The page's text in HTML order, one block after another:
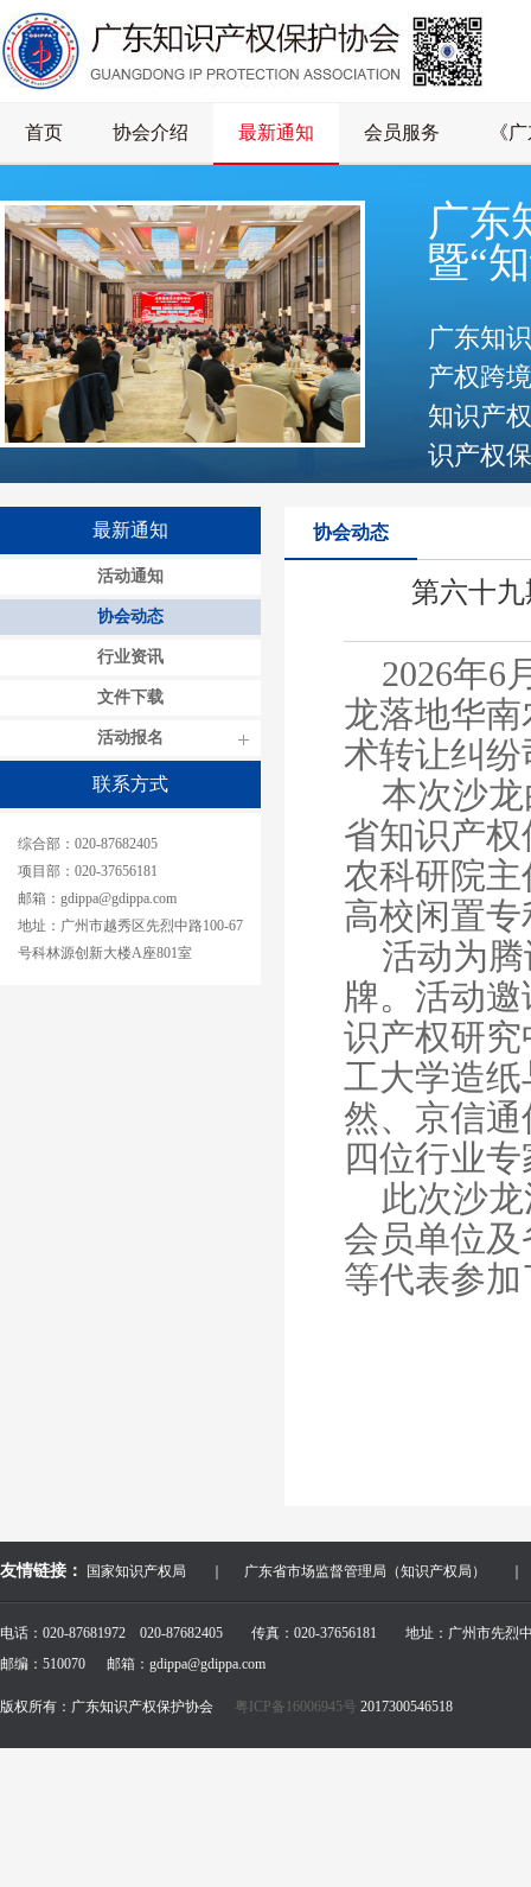
首页 协会介绍 最新通知 会员服务 《
广东
暨“
广东知
产权跨
知识产
识产权
识产权
局（知
广州市
院、广
关领导
最新通知
活动通知
协会动态
行业资讯
文件下载
活动报名
联系方式
综合部：020-87682405
项目部：020-37656181
邮箱：gdippa@gdippa.com
地址：广州市越秀区先烈中路100-67
号科林源创新大楼A座801室
协会动态
第六十
2026年6
龙落地华
术转让纠
本次沙
省知识产
农科研院
高校闲置
活动为
牌。活动
识产权研
工大学造
然、京信
四位行业
此次沙
会员单位
等代表参
友情链接： 国家知识产权局 广东省市场监督管理局（知识产权局）
电话：020-87681972 020-87682405 传真：020-37656181 地址：广州市先烈中
邮编：510070 邮箱：gdippa@gdippa.com
版权所有：广东知识产权保护协会 粤ICP备16006945号 2017300546518